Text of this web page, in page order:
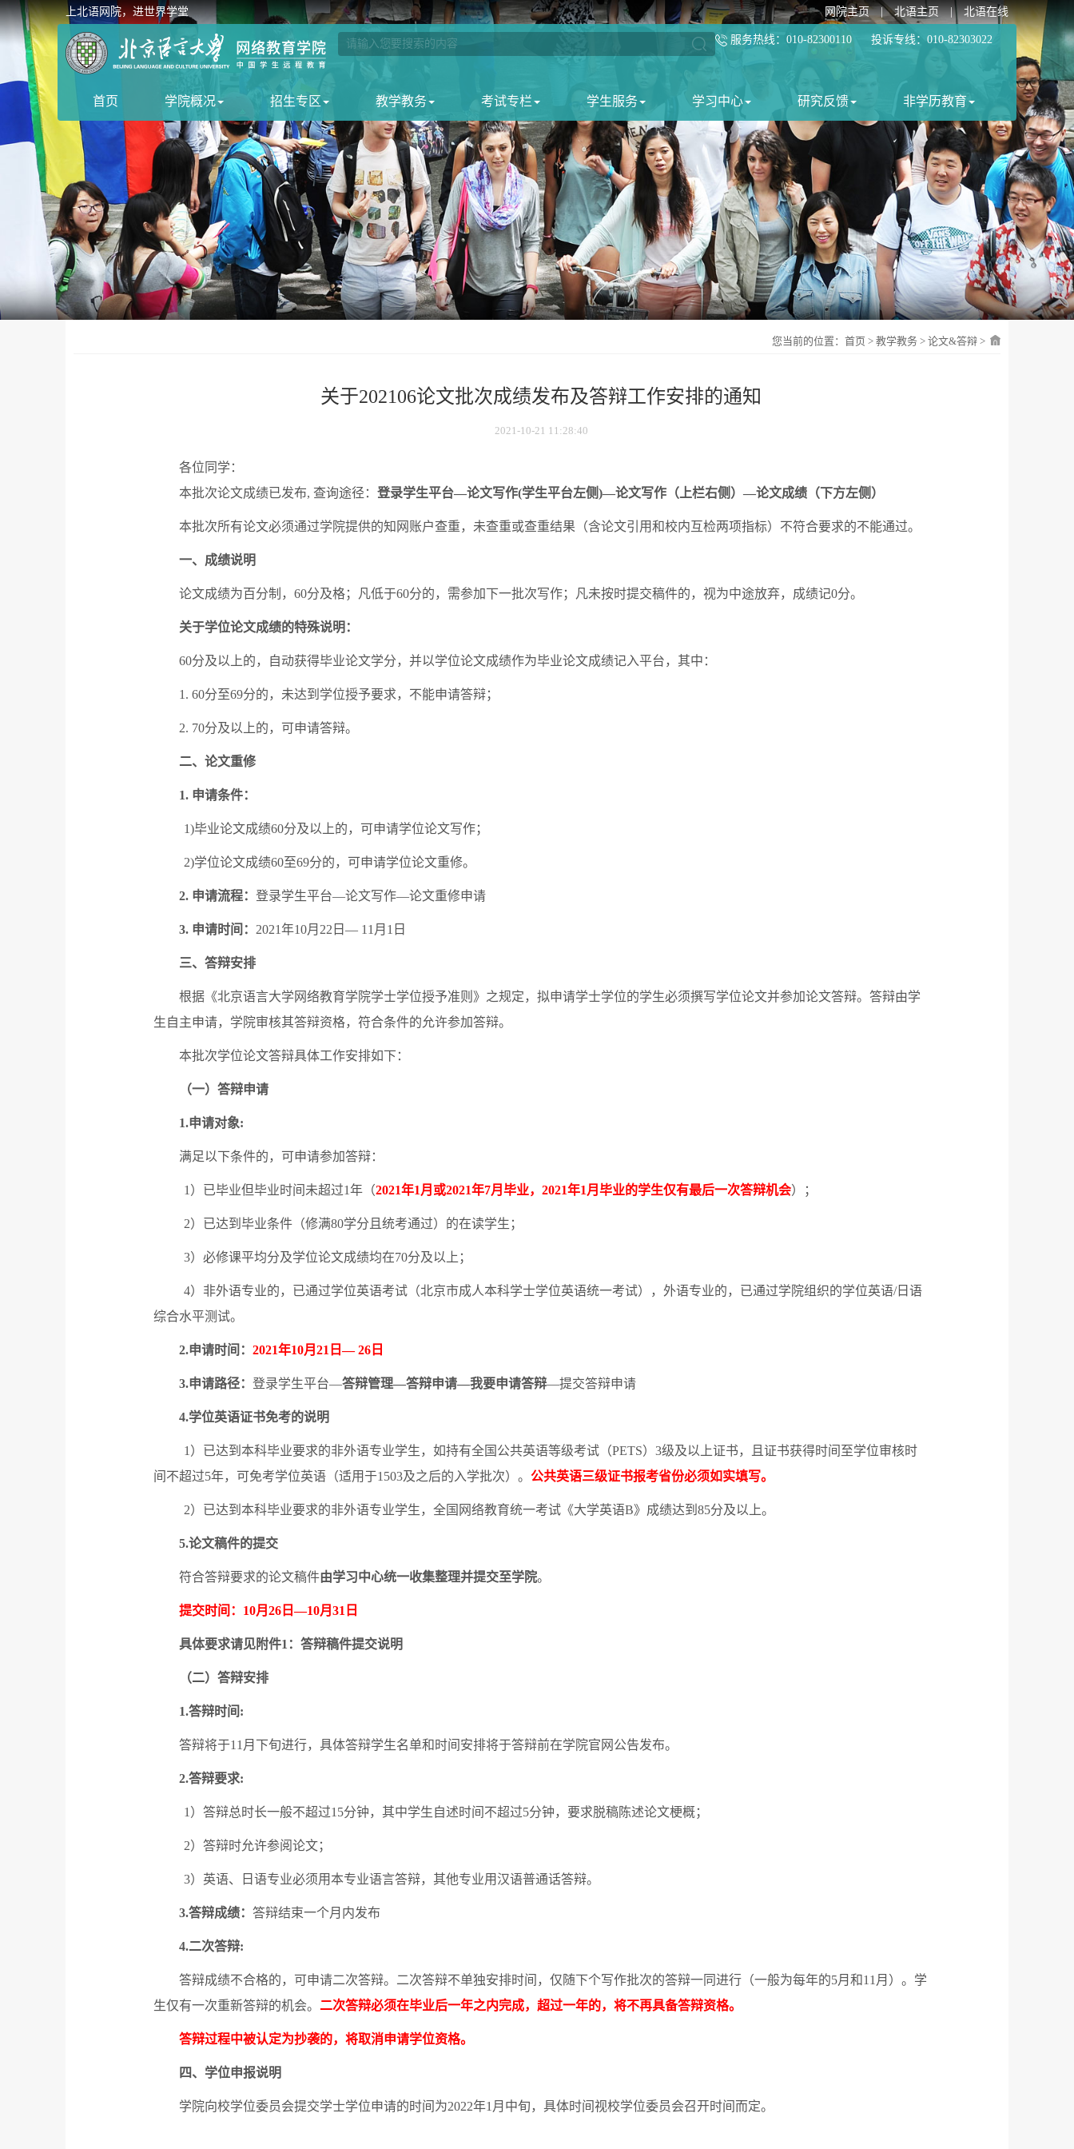
上北语网院，进世界学堂 网院主页|北语主页|北语在线
服务热线：010-82300110 投诉专线：010-82303022
首页 学院概况 招生专区 教学教务 考试专栏 学生服务 学习中心 研究反馈 非学历教育
您当前的位置： 首页 > 教学教务 > 论文&答辩 >
关于202106论文批次成绩发布及答辩工作安排的通知
2021-10-21 11:28:40
各位同学：
本批次论文成绩已发布, 查询途径： 登录学生平台—论文写作(学生平台左侧)—论文写作（上栏右侧） —论文成绩（下方左侧）
本批次所有论文必须通过学院提供的知网账户查重，未查重或查重结果（含论文引用和校内互检两项指标）不符合要求的不能通过。
一、成绩说明
论文成绩为百分制， 60分及格；凡低于60分的，需参加下一批次写作；凡未按时提交稿件的，视为中途放弃，成绩记0分。
关于学位论文成绩的特殊说明：
60分及以上的，自动获得毕业论文学分，并以学位论文成绩作为毕业论文成绩记入平台，其中：
1. 60分至69分的，未达到学位授予要求，不能申请答辩；
2. 70分及以上的，可申请答辩。
二、论文重修
1. 申请条件：
1)毕业论文成绩60分及以上的，可申请学位论文写作；
2)学位论文成绩60至69分的，可申请学位论文重修。
2. 申请流程： 登录学生平台—论文写作—论文重修申请
3. 申请时间： 2021年10月 22 日 — 11 月 1 日
三、答辩安排
根据《北京语言大学网络教育学院学士学位授予准则》之规定，拟申请学士学位的学生必须撰写学位论文并参加论文答辩。答辩由学
生自主申请，学院审核其答辩资格，符合条件的允许参加答辩。
本批次学位论文答辩具体工作安排如下：
（一）答辩申请
1.申请对象:
满足以下条件的，可申请参加答辩：
1 ）已毕业但毕业时间未超过1年（2021年1 月或2021年7月毕业， 2021年1 月毕业的学生仅有最后一次答辩机会）；
2）已达到毕业条件（修满80学分且统考通过）的在读学生；
3）必修课平均分及学位论文成绩均在70分及以上；
4）非外语专业的，已通过学位英语考试（北京市成人本科学士学位英语统一考试），外语专业的，已通过学院组织的学位英语/日语
综合水平测试。
2.申请时间： 2021年10月 21 日— 26 日
3.申请路径： 登录学生平台—答辩管理—答辩申请—我要申请答辩—提交答辩申请
4.学位英语证书免考的说明
1 ）已达到本科毕业要求的非外语专业学生，如持有全国公共英语等级考试（PETS） 3级及以上证书，且证书获得时间至学位审核时
间不超过5年，可免考学位英语（适用于1503及之后的入学批次）。 公共英语三级证书报考省份必须如实填写。
2）已达到本科毕业要求的非外语专业学生，全国网络教育统一考试《大学英语B》成绩达到 85分及以上。
5.论文稿件的提交
符合答辩要求的论文稿件由学习中心统一收集整理并提交至学院。
提交时间： 10月 26 日—10月 31 日
具体要求请见附件1 ：答辩稿件提交说明
（二）答辩安排
1.答辩时间 :
答辩将于11 月下旬进行，具体答辩学生名单和时间安排将于答辩前在学院官网公告发布。
2.答辩要求:
1 ）答辩总时长一般不超过15分钟，其中学生自述时间不超过5分钟，要求脱稿陈述论文梗概；
2）答辩时允许参阅论文；
3）英语、日语专业必须用本专业语言答辩，其他专业用汉语普通话答辩。
3.答辩成绩： 答辩结束一个月内发布
4.二次答辩:
答辩成绩不合格的，可申请二次答辩。二次答辩不单独安排时间，仅随下个写作批次的答辩一同进行（一般为每年的5月和11 月）。学
生仅有一次重新答辩的机会。 二次答辩必须在毕业后一年之内完成，超过一年的，将不再具备答辩资格。
答辩过程中被认定为抄袭的，将取消申请学位资格。
四、学位申报说明
学院向校学位委员会提交学士学位申请的时间为2022年1 月中旬，具体时间视校学位委员会召开时间而定。